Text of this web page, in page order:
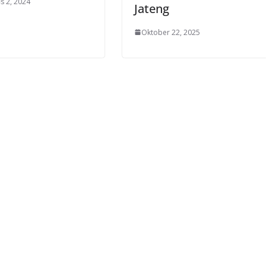
Jateng
Oktober 22, 2025